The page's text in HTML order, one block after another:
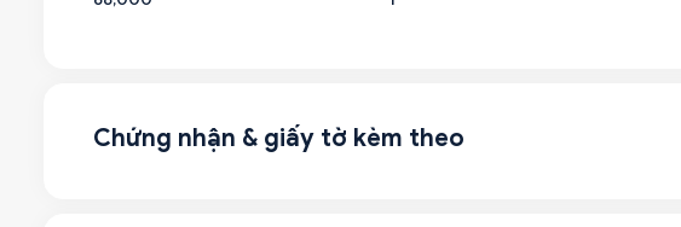
Chứng nhận & giấy tờ kèm theo